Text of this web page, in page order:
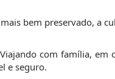
bem preservado, a
com família, em
e seguro.